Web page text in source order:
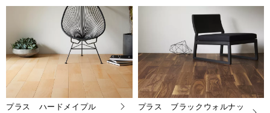
プラス ハードメイプル
プラス ブラックウォルナッ